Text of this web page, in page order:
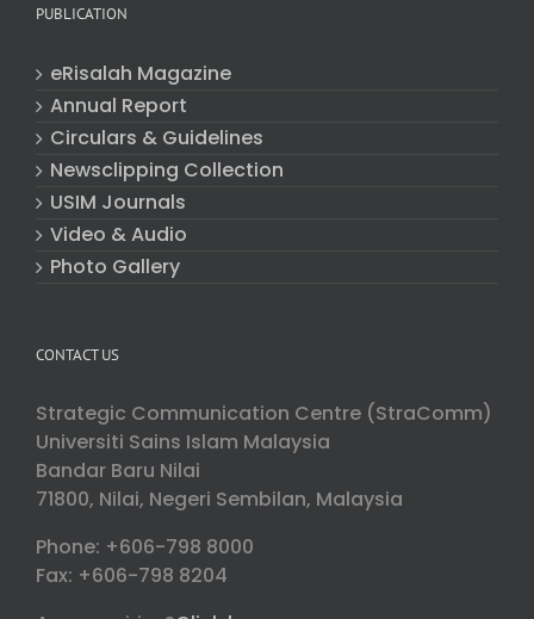
PUBLICATION
eRisalah Magazine
Annual Report
Circulars & Guidelines
Newsclipping Collection
USIM Journals
Video & Audio
Photo Gallery
CONTACT US
Strategic Communication Centre (StraComm)
Universiti Sains Islam Malaysia
Bandar Baru Nilai
71800, Nilai, Negeri Sembilan, Malaysia
Phone: +606-798 8000
Fax: +606-798 8204